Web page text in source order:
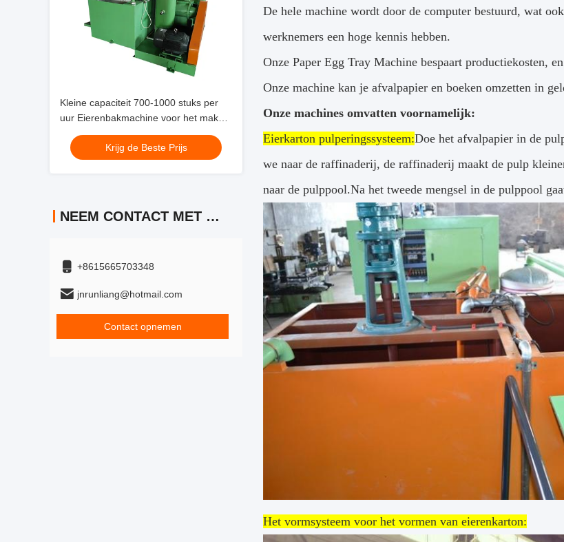
Kleine capaciteit 700-1000 stuks per
uur Eierenbakmachine voor het maken
van eierenbakken Eieren kartonnen
Schoenenbakken Kinderbakken en
andere bakken
Krijg de Beste Prijs
NEEM CONTACT MET ONS OP
+8615665703348
jnrunliang@hotmail.com
Contact opnemen
De hele machine wordt door de computer bestuurd, wat
werknemers een hoge kennis hebben.
Onze Paper Egg Tray Machine bespaart productiekosten,
Onze machine kan je afvalpapier en boeken omzetten in
Onze machines omvatten voornamelijk:
Eierkarton pulperingssysteem:Doe het afvalpapier in de
we naar de raffinaderij, de raffinaderij maakt de pulp
naar de pulppool.Na het tweede mengsel in de pulppool
Het vormsysteem voor het vormen van eierenkarton: